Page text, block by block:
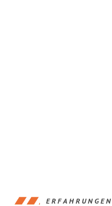
ERFAHRUNGEN